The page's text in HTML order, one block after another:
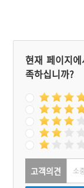
현재 페이지
족하십니까?
고객의견